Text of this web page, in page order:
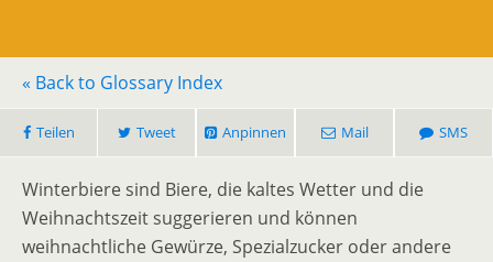
« Back to Glossary Index
Teilen Tweet Anpinnen Mail SMS
Winterbiere sind Biere, die kaltes Wetter und die
Weihnachtszeit suggerieren und können
weihnachtliche Gewürze, Spezialzucker oder andere